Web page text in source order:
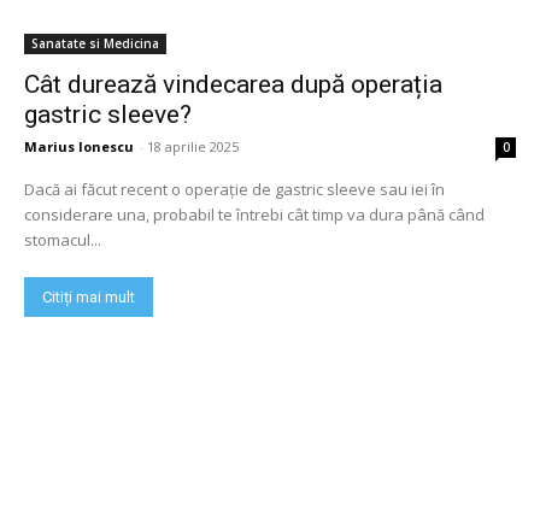
Sanatate si Medicina
Cât durează vindecarea după operația
gastric sleeve?
Marius Ionescu - 18 aprilie 2025 0
Dacă ai făcut recent o operație de gastric sleeve sau iei în
considerare una, probabil te întrebi cât timp va dura până când
stomacul...
Citiți mai mult